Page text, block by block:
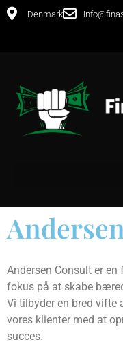
Denmark
Andersen Consult er
fokus på at skabe
Vi tilbyder en bred vifte
vores klienter med at
succes.